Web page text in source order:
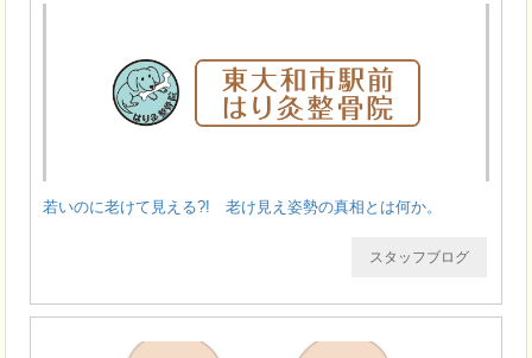
若いのに老けて見える?! 老け見え姿勢の真相とは何か。
スタッフブログ